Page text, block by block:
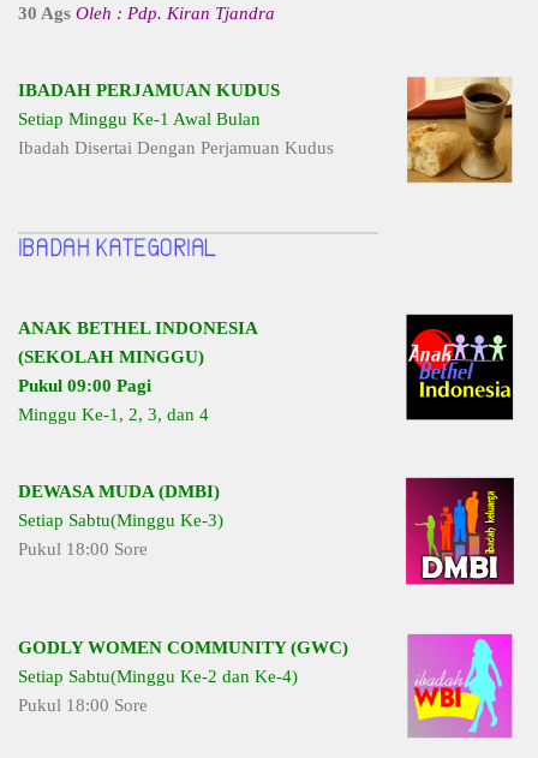
30 Ags Oleh : Pdp. Kiran Tjandra
IBADAH PERJAMUAN KUDUS
Setiap Minggu Ke-1 Awal Bulan
Ibadah Disertai Dengan Perjamuan Kudus
ANAK BETHEL INDONESIA
(SEKOLAH MINGGU)
Pukul 09:00 Pagi
Minggu Ke-1, 2, 3, dan 4
DEWASA MUDA (DMBI)
Setiap Sabtu(Minggu Ke-3)
Pukul 18:00 Sore
GODLY WOMEN COMMUNITY (GWC)
Setiap Sabtu(Minggu Ke-2 dan Ke-4)
Pukul 18:00 Sore